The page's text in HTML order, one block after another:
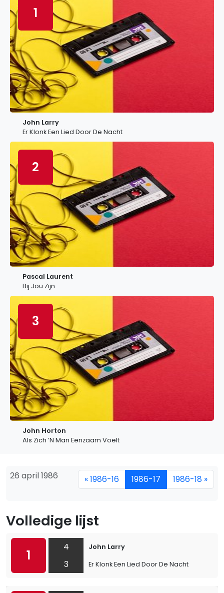
1
John Larry
Er Klonk Een Lied Door De Nacht
2
Pascal Laurent
Bij Jou Zijn
3
John Horton
Als Zich ’N Man Eenzaam Voelt
26 april 1986 « 1986-16 1986-17 1986-18 »
Volledige lijst
1
4
3
John Larry
Er Klonk Een Lied Door De Nacht